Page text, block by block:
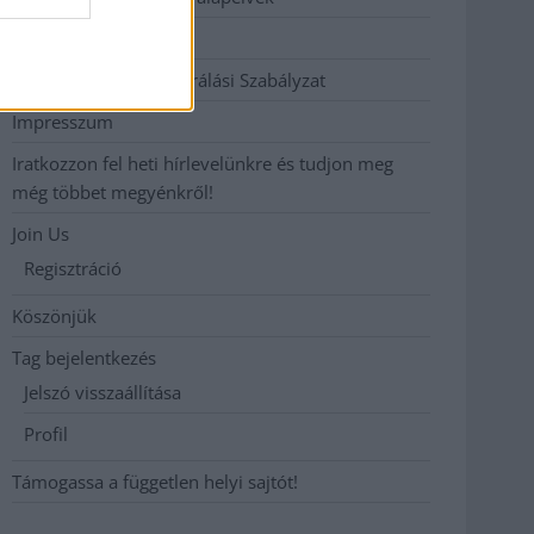
Hozzászólási és Moderálási Szabályzat
Impresszum
Iratkozzon fel heti hírlevelünkre és tudjon meg
még többet megyénkről!
Join Us
Regisztráció
Köszönjük
Tag bejelentkezés
Jelszó visszaállítása
Profil
Támogassa a független helyi sajtót!